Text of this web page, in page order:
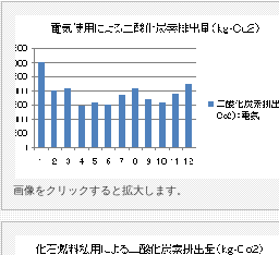
画像をクリックすると拡大します。